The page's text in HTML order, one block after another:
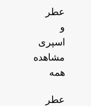
عطر
و
اسپری
مشاهده
همه
عطر